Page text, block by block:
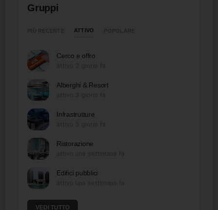
Gruppi
ATTIVO
Cerco e offro
Alberghi & Resort
Infrastrutture
Ristorazione
Edifici pubblici
VEDI TUTTO